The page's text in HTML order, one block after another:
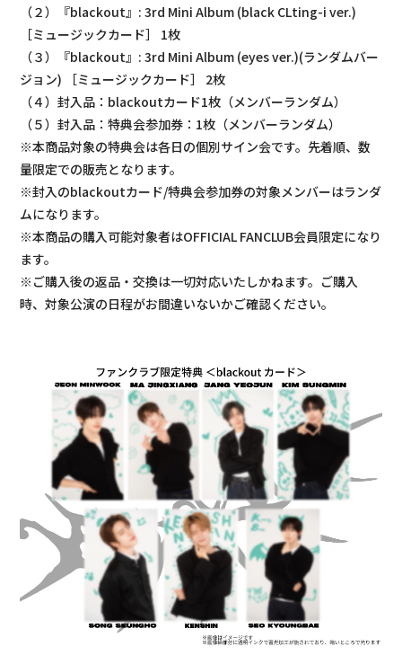
（２）『blackout』: 3rd Mini Album (black CLting-i ver.)
［ミュージックカード］ 1枚
（３）『blackout』: 3rd Mini Album (eyes ver.)(ランダムバー
ジョン) ［ミュージックカード］ 2枚
（４）封入品：blackoutカード1枚（メンバーランダム）
（５）封入品：特典会参加券：1枚（メンバーランダム）
※本商品対象の特典会は各日の個別サイン会です。先着順、数
量限定での販売となります。
※封入のblackoutカード/特典会参加券の対象メンバーはランダ
ムになります。
※本商品の購入可能対象者はOFFICIAL FANCLUB会員限定になり
ます。
※ご購入後の返品・交換は一切対応いたしかねます。ご購入
時、対象公演の日程がお間違いないかご確認ください。